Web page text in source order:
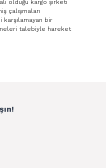
olduğu kargo şirketi
çalışmaları
karşılamayan bir
talebiyle hareket